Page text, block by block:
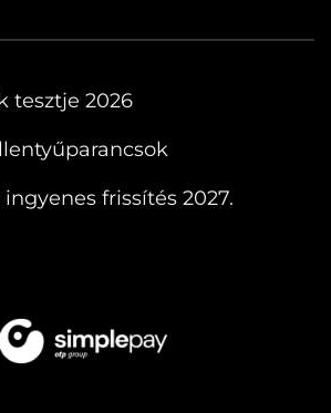
tesztje 2026
frissítés 2027.